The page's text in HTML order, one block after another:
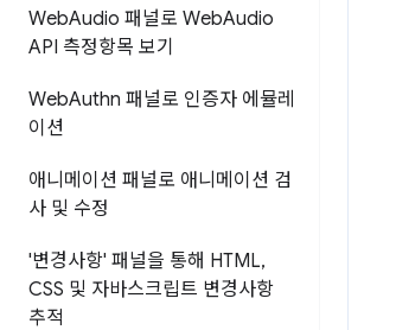
WebAudio 패널로 WebAudio
API 측정항목 보기
WebAuthn 패널로 인증자 에뮬레
이션
애니메이션 패널로 애니메이션 검
사 및 수정
'변경사항' 패널을 통해 HTML,
CSS 및 자바스크립트 변경사항
추적